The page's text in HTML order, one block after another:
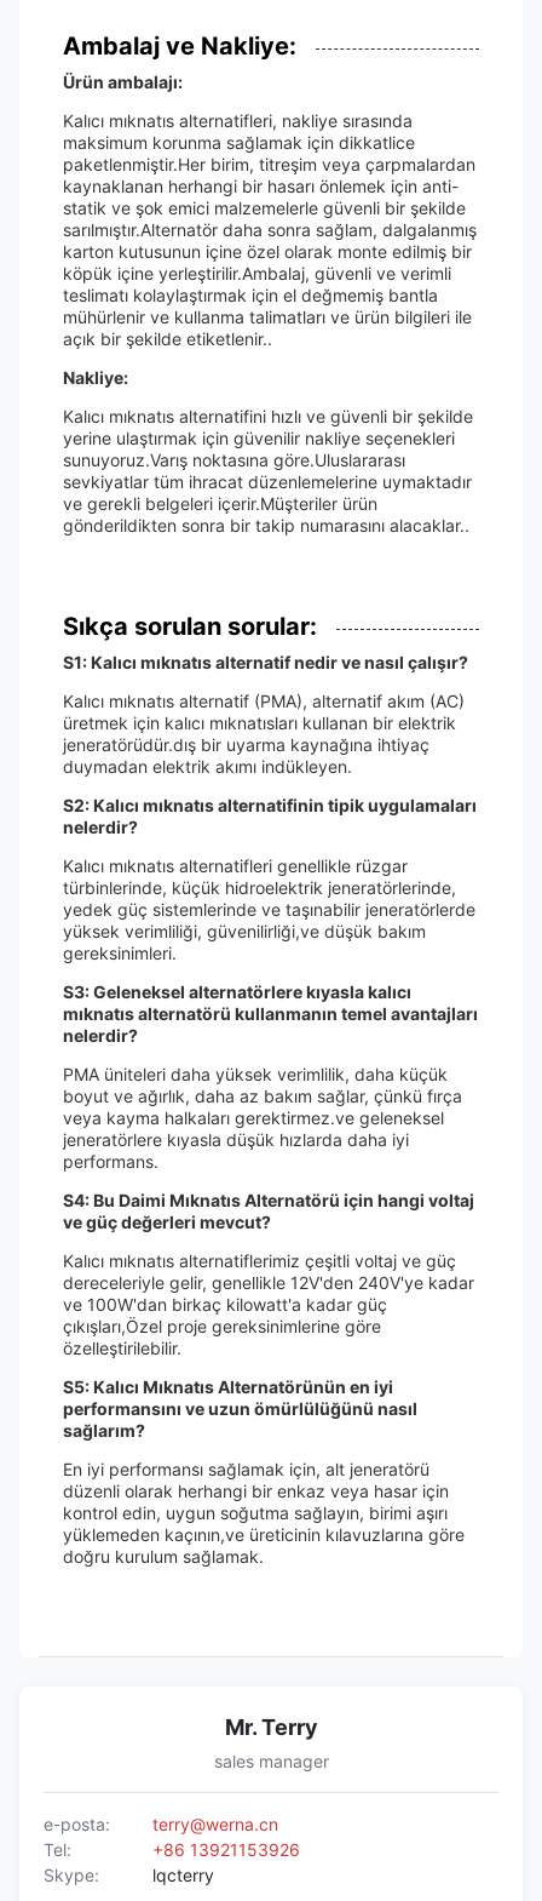
Ambalaj ve Nakliye:
Ürün ambalajı:
Kalıcı mıknatıs alternatifleri, nakliye sırasında
maksimum korunma sağlamak için dikkatlice
paketlenmiştir.Her birim, titreşim veya çarpmalardan
kaynaklanan herhangi bir hasarı önlemek için anti-
statik ve şok emici malzemelerle güvenli bir şekilde
sarılmıştır.Alternatör daha sonra sağlam, dalgalanmış
karton kutusunun içine özel olarak monte edilmiş bir
köpük içine yerleştirilir.Ambalaj, güvenli ve verimli
teslimatı kolaylaştırmak için el değmemiş bantla
mühürlenir ve kullanma talimatları ve ürün bilgileri ile
açık bir şekilde etiketlenir..
Nakliye:
Kalıcı mıknatıs alternatifini hızlı ve güvenli bir şekilde
yerine ulaştırmak için güvenilir nakliye seçenekleri
sunuyoruz.Varış noktasına göre.Uluslararası
sevkiyatlar tüm ihracat düzenlemelerine uymaktadır
ve gerekli belgeleri içerir.Müşteriler ürün
gönderildikten sonra bir takip numarasını alacaklar..
Sıkça sorulan sorular:
S1: Kalıcı mıknatıs alternatif nedir ve nasıl çalışır?
Kalıcı mıknatıs alternatif (PMA), alternatif akım (AC)
üretmek için kalıcı mıknatısları kullanan bir elektrik
jeneratörüdür.dış bir uyarma kaynağına ihtiyaç
duymadan elektrik akımı indükleyen.
S2: Kalıcı mıknatıs alternatifinin tipik uygulamaları
nelerdir?
Kalıcı mıknatıs alternatifleri genellikle rüzgar
türbinlerinde, küçük hidroelektrik jeneratörlerinde,
yedek güç sistemlerinde ve taşınabilir jeneratörlerde
yüksek verimliliği, güvenilirliği,ve düşük bakım
gereksinimleri.
S3: Geleneksel alternatörlere kıyasla kalıcı
mıknatıs alternatörü kullanmanın temel avantajları
nelerdir?
PMA üniteleri daha yüksek verimlilik, daha küçük
boyut ve ağırlık, daha az bakım sağlar, çünkü fırça
veya kayma halkaları gerektirmez.ve geleneksel
jeneratörlere kıyasla düşük hızlarda daha iyi
performans.
S4: Bu Daimi Mıknatıs Alternatörü için hangi voltaj
ve güç değerleri mevcut?
Kalıcı mıknatıs alternatiflerimiz çeşitli voltaj ve güç
dereceleriyle gelir, genellikle 12V'den 240V'ye kadar
ve 100W'dan birkaç kilowatt'a kadar güç
çıkışları,Özel proje gereksinimlerine göre
özelleştirilebilir.
S5: Kalıcı Mıknatıs Alternatörünün en iyi
performansını ve uzun ömürlülüğünü nasıl
sağlarım?
En iyi performansı sağlamak için, alt jeneratörü
düzenli olarak herhangi bir enkaz veya hasar için
kontrol edin, uygun soğutma sağlayın, birimi aşırı
yüklemeden kaçının,ve üreticinin kılavuzlarına göre
doğru kurulum sağlamak.
Mr. Terry
sales manager
e-posta:
terry@werna.cn
Tel:
+86 13921153926
Skype:
lqcterry